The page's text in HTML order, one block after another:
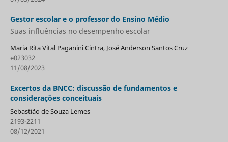
Gestor escolar e o professor do Ensino Médio
Suas influências no desempenho escolar
Maria Rita Vital Paganini Cintra, José Anderson Santos Cruz
e023032
11/08/2023
Excertos da BNCC: discussão de fundamentos e
considerações conceituais
Sebastião de Souza Lemes
2193-2211
08/12/2021